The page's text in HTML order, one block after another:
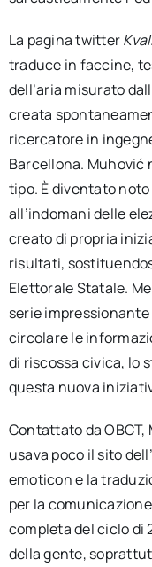
La pagina twitter
traduce in faccine,
dell’aria misurato
creata
ricercatore in
Barcellona. Muhović
tipo. È diventato
all’indomani delle
creato di propria
risultati,
Elettorale Statale.
serie
circolare le
di riscossa civica, lo
questa nuova
Contattato da OBCT,
usava poco il sito
emoticon e la
per la
completa del ciclo di
della gente,